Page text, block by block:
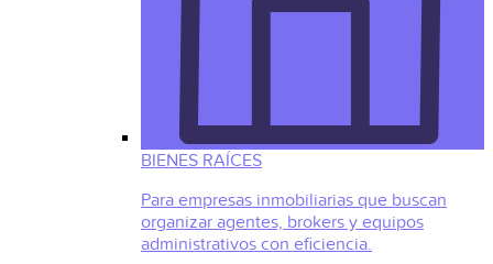
BIENES RAÍCES
Para empresas inmobiliarias que buscan
organizar agentes, brokers y equipos
administrativos con eficiencia.